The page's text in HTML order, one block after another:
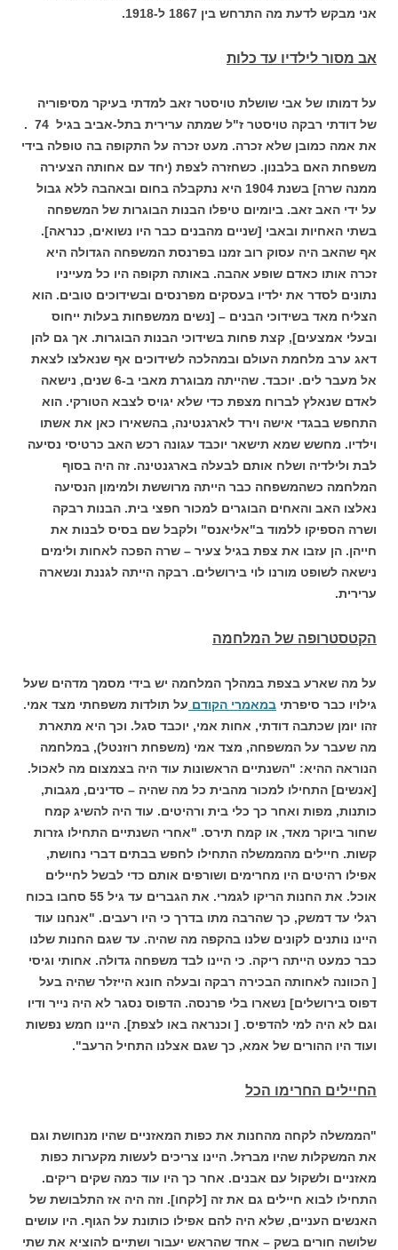
אני מבקש לדעת מה התרחש בין 1867 ל-1918.
אב מסור לילדיו עד כלות
על דמותו של אבי שושלת טויסטר זאב למדתי בעיקר מסיפוריה
של דודתי רבקה טויסטר ז"ל שמתה ערירית בתל-אביב בגיל 74
.
את אמה כמובן שלא זכרה. מעט זכרה על התקופה בה טופלה בידי
משפחת האם בלבנון. כשחזרה לצפת (יחד עם אחותה הצעירה
ממנה שרה] בשנת 1904 היא נתקבלה בחום ובאהבה ללא גבול
על ידי האב זאב. ביומיום טיפלו הבנות הבוגרות של המשפחה
בשתי האחיות ובאבי [שניים מהבנים כבר היו נשואים, כנראה].
אף שהאב היה עסוק רוב זמנו בפרנסת המשפחה הגדולה היא
זכרה אותו כאדם שופע אהבה. באותה תקופה היו כל מעייניו
נתונים לסדר את ילדיו בעסקים מפרנסים ובשידוכים טובים. הוא
הצליח מאד בשידוכי הבנים – [נשים ממשפחות בעלות ייחוס
ובעלי אמצעים], קצת פחות בשידוכי הבנות הבוגרות. אך גם להן
דאג ערב מלחמת העולם ובמהלכה לשידוכים אף שנאלצו לצאת
אל מעבר לים. יוכבד. שהייתה מבוגרת מאבי ב-6 שנים, נישאה
לאדם שנאלץ לברוח מצפת כדי שלא יגויס לצבא הטורקי. הוא
התחפש בבגדי אישה וירד לארגנטינה, בהשאירו כאן את אשתו
וילדיו. מחשש שמא תישאר יוכבד עגונה רכש האב כרטיסי נסיעה
לבת ולילדיה ושלח אותם לבעלה בארגנטינה. זה היה בסוף
המלחמה כשהמשפחה כבר הייתה מרוששת ולמימון הנסיעה
נאלצו האב והאחים הבוגרים למכור חפצי בית. הבנות רבקה
ושרה הספיקו ללמוד ב"אליאנס" ולקבל שם בסיס לבנות את
חייהן. הן עזבו את צפת בגיל צעיר – שרה הפכה לאחות ולימים
נישאה לשופט מורנו לוי בירושלים. רבקה הייתה לגננת ונשארה
ערירית.
הקטסטרופה של המלחמה
על מה שארע בצפת במהלך המלחמה יש בידי מסמך מדהים שעל
גילויו כבר סיפרתי במאמרי הקודם על תולדות משפחתי מצד אמי.
זהו יומן שכתבה דודתי, אחות אמי, יוכבד סגל. וכך היא מתארת
מה שעבר על המשפחה, מצד אמי (משפחת רוזנטל), במלחמה
הנוראה ההיא: "השנתיים הראשונות עוד היה בצמצום מה לאכול.
[אנשים] התחילו למכור מהבית כל מה שהיה – סדינים, מגבות,
כותנות, מפות ואחר כך כלי בית ורהיטים. עוד היה להשיג קמח
שחור ביוקר מאד, או קמח תירס. "אחרי השנתיים התחילו גזרות
קשות. חיילים מהממשלה התחילו לחפש בבתים דברי נחושת,
אפילו רהיטים היו מחרימים ושורפים אותם כדי לבשל לחיילים
אוכל. את החנות הריקו לגמרי. את הגברים עד גיל 55 סחבו בכוח
רגלי עד דמשק, כך שהרבה מתו בדרך כי היו רעבים. "אנחנו עוד
היינו נותנים לקונים שלנו בהקפה מה שהיה. עד שגם החנות שלנו
כבר כמעט הייתה ריקה. כי היינו לבד משפחה גדולה. אחותי וגיסי
[ הכוונה לאחותה הבכירה רבקה ובעלה חונא הייזלר שהיה בעל
דפוס בירושלים] נשארו בלי פרנסה. הדפוס נסגר לא היה נייר ודיו
וגם לא היה למי להדפיס. [ וכנראה באו לצפת]. היינו חמש נפשות
ועוד היו ההורים של אמא, כך שגם אצלנו התחיל הרעב".
החיילים החרימו הכל
"הממשלה לקחה מהחנות את כפות המאזניים שהיו מנחושת וגם
את המשקלות שהיו מברזל. היינו צריכים לעשות מקערות כפות
מאזניים ולשקול עם אבנים. אחר כך היו עוד כמה שקים ריקים.
התחילו לבוא חיילים גם את זה [לקחו]. וזה היה אז התלבושת של
האנשים העניים, שלא היה להם אפילו כותונת על הגוף. היו עושים
שלושה חורים בשק – אחד שהראש יעבור ושתיים להוציא את שתי